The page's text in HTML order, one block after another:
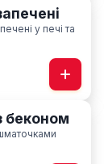
у печі та
беконом